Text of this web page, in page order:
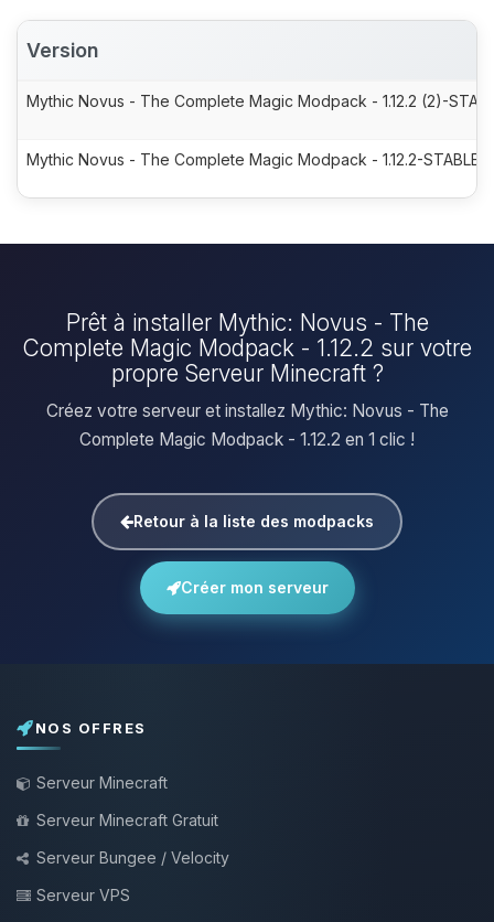
Version
Mythic Novus - The Complete Magic Modpack - 1.12.2 (2)-
Mythic Novus - The Complete Magic Modpack - 1.12.2-STABLE-
Prêt à installer Mythic: Novus - The
Complete Magic Modpack - 1.12.2 sur votre
propre Serveur Minecraft ?
Créez votre serveur et installez Mythic: Novus - The
Complete Magic Modpack - 1.12.2 en 1 clic !
Retour à la liste des modpacks
Créer mon serveur
NOS OFFRES
Serveur Minecraft
Serveur Minecraft Gratuit
Serveur Bungee / Velocity
Serveur VPS